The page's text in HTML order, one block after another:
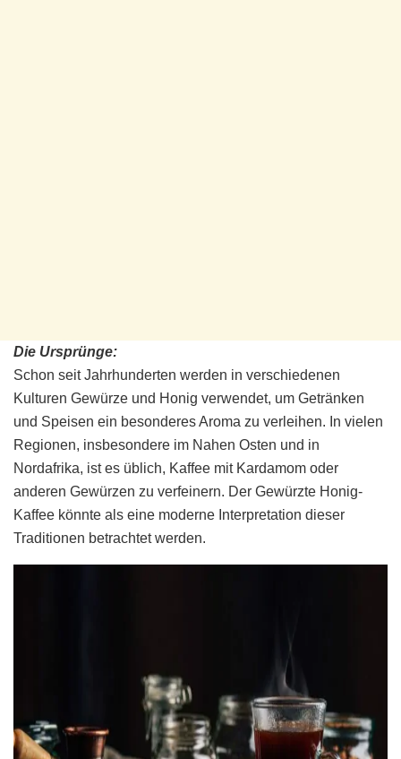
Die Ursprünge:
Schon seit Jahrhunderten werden in verschiedenen
Kulturen Gewürze und Honig verwendet, um Getränken
und Speisen ein besonderes Aroma zu verleihen. In vielen
Regionen, insbesondere im Nahen Osten und in
Nordafrika, ist es üblich, Kaffee mit Kardamom oder
anderen Gewürzen zu verfeinern. Der Gewürzte Honig-
Kaffee könnte als eine moderne Interpretation dieser
Traditionen betrachtet werden.